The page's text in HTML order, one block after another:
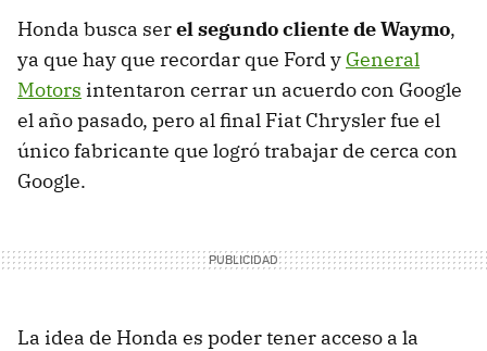
Honda busca serel segundo cliente de Waymo,
ya que hay que recordar que Ford y General
Motors intentaron cerrar un acuerdo con Google
el año pasado, pero al final Fiat Chrysler fue el
único fabricante que logró trabajar de cerca con
Google.
La idea de Honda es poder tener acceso a la